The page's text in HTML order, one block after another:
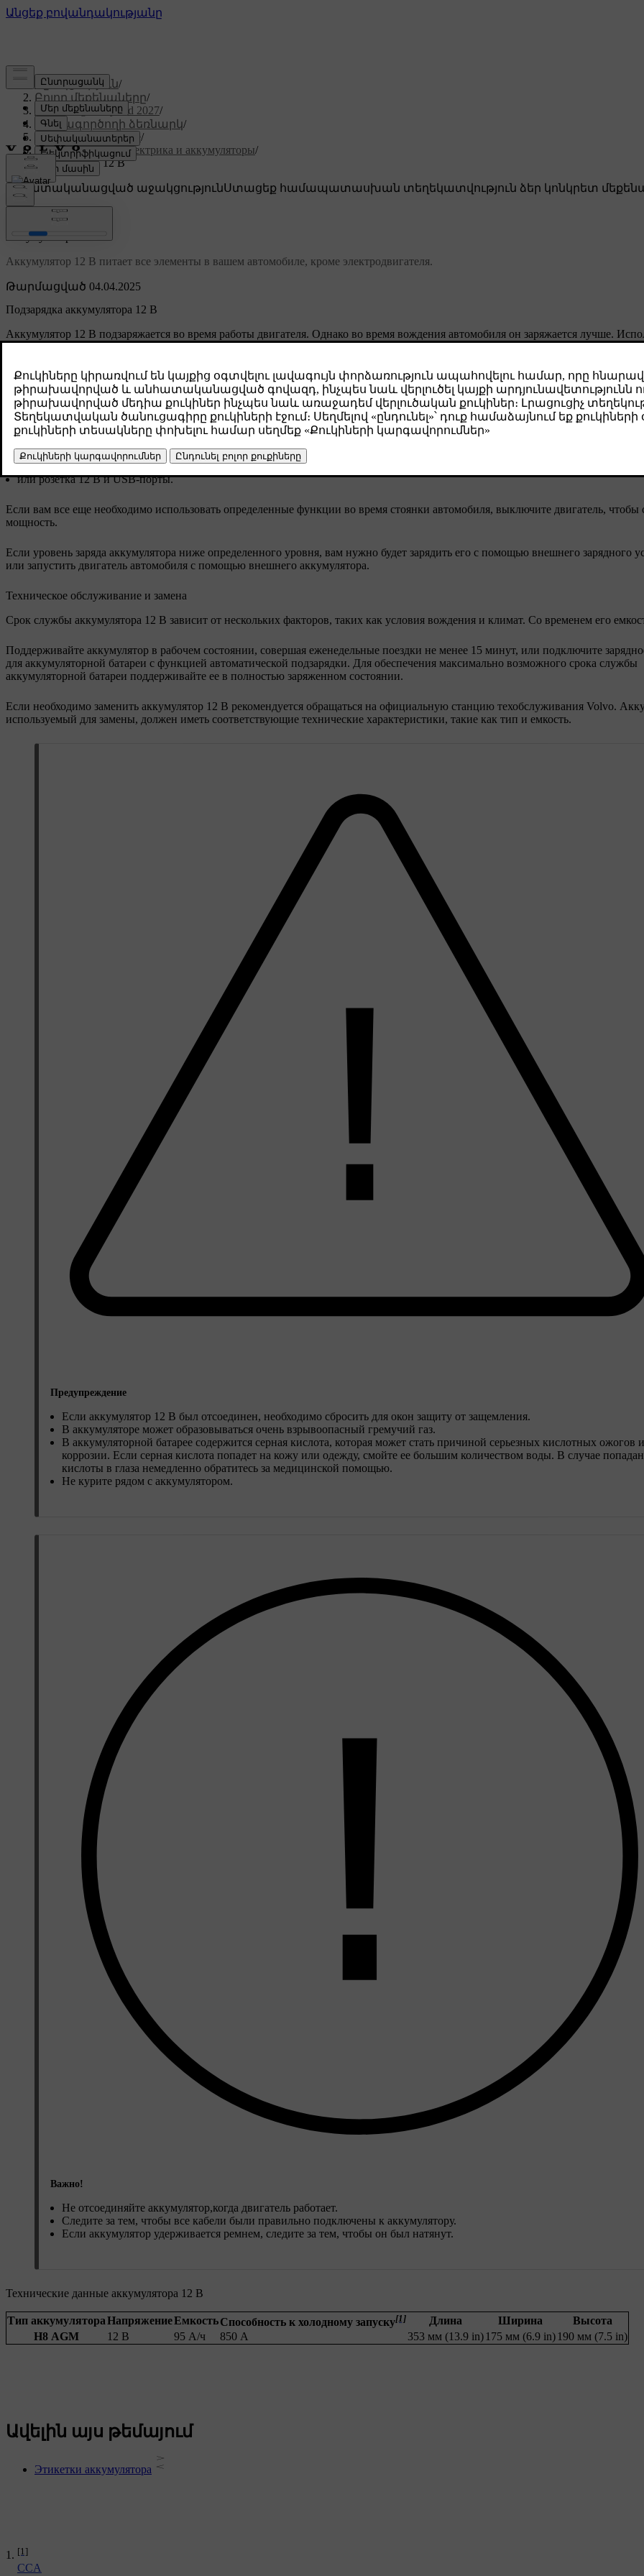
Աջակցություն/
Բոլոր մեքենաները/
XC60 Plug-in Hybrid 2027/
Օգտագործողի ձեռնարկ/
Уход и обслуживание/
Автомобильная электрика и аккумуляторы/
Аккумулятор 12 В
Անհատականացված աջակցությունՍտացեք համապատասխան տեղեկատվություն ձեր կոնկրետ
Մուտք գործել
Թարմացված 04.04.2025
Аккумулятор 12 В
Аккумулятор 12 В питает все элементы в вашем автомобиле, кроме электродвигателя.
Подзарядка аккумулятора 12 В
Аккумулятор 12 В подзаряжается во время работы двигателя. Однако во время вождения автомобиля он заряжается лучше.
большого количества энергии без возможности подзарядки аккумулятора 12 В может привести к разрядке аккумулятора и
Когда автомобиль не движется, не пользуйтесь такими электрическими функциями:
кондиционирование воздуха
фары
стеклоочистители
радио
центральный дисплей
или розетка 12 В и USB-порты.
Если вам все еще необходимо использовать определенные функции во время стоянки автомобиля, выключите двигатель, чтобы
мощность.
Если уровень заряда аккумулятора ниже определенного уровня, вам нужно будет зарядить его с помощью внешнего зарядного
или запустить двигатель автомобиля с помощью внешнего аккумулятора.
Техническое обслуживание и замена
Срок службы аккумулятора 12 В зависит от нескольких факторов, таких как условия вождения и климат. Со временем его
Поддерживайте аккумулятор в рабочем состоянии, совершая еженедельные поездки не менее 15 минут, или подключите
для аккумуляторной батареи с функцией автоматической подзарядки. Для обеспечения максимально возможного срока службы
аккумуляторной батареи поддерживайте ее в полностью заряженном состоянии.
Если необходимо заменить аккумулятор 12 В рекомендуется обращаться на официальную станцию техобслуживания Volvo.
используемый для замены, должен иметь соответствующие технические характеристики, такие как тип и емкость.
Предупреждение
Если аккумулятор 12 В был отсоединен, необходимо сбросить для окон защиту от защемления.
В аккумуляторе может образовываться очень взрывоопасный гремучий газ.
В аккумуляторной батарее содержится серная кислота, которая может стать причиной серьезных кислотных ожогов и
коррозии. Если серная кислота попадет на кожу или одежду, смойте ее большим количеством воды. В случае
кислоты в глаза немедленно обратитесь за медицинской помощью.
Не курите рядом с аккумулятором.
Важно!
Не отсоединяйте аккумулятор,когда двигатель работает.
Следите за тем, чтобы все кабели были правильно подключены к аккумулятору.
Если аккумулятор удерживается ремнем, следите за тем, чтобы он был натянут.
Технические данные аккумулятора 12 В
Тип аккумулятораНапряжениеЕмкостьСпособность к холодному запуску[1] Длина Ширина
Высота
H8 AGM
12 В 95 А/ч 850 A 353 мм (13.9 in) 175 мм (6.9 in) 190 мм (7.5 in)
[1]
CCA
Ավելին այս թեմայում
Этикетки аккумулятора